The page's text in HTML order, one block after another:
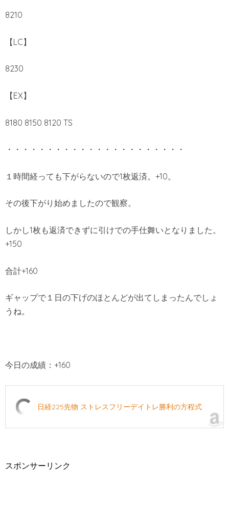
8210
【LC】
8230
【EX】
8180 8150 8120 TS
・・・・・・・・・・・・・・・・・・・・・・
１時間経っても下がらないので1枚返済。+10。
その後下がり始めましたので観察。
しかし1枚も返済できずに引けでの手仕舞いとなりました。
+150
合計+160
ギャップで１日の下げのほとんどが出てしまったんでしょ
うね。
今日の成績：+160
日経225先物 ストレスフリーデイトレ勝利の方程式
スポンサーリンク